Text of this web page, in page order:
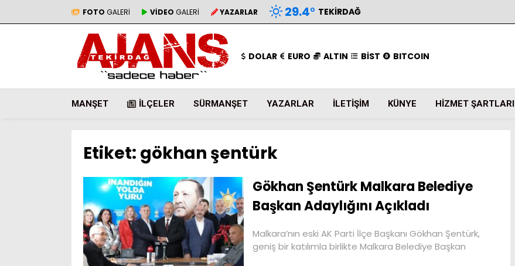
FOTO GALERİ VİDEO GALERİ YAZARLAR 29.4° TEKIRDAĞ
DOLAR EURO ALTIN BİST BITCOIN
MANŞET İLÇELER SÜRMANŞET YAZARLAR İLETIŞIM KÜNYE HIZMET ŞARTLARI
Etiket: gökhan şentürk
Gökhan Şentürk Malkara Belediye
Başkan Adaylığını Açıkladı
Malkara’nın eski AK Parti İlçe Başkanı Gökhan Şentürk,
geniş bir katılımla birlikte Malkara Belediye Başkan